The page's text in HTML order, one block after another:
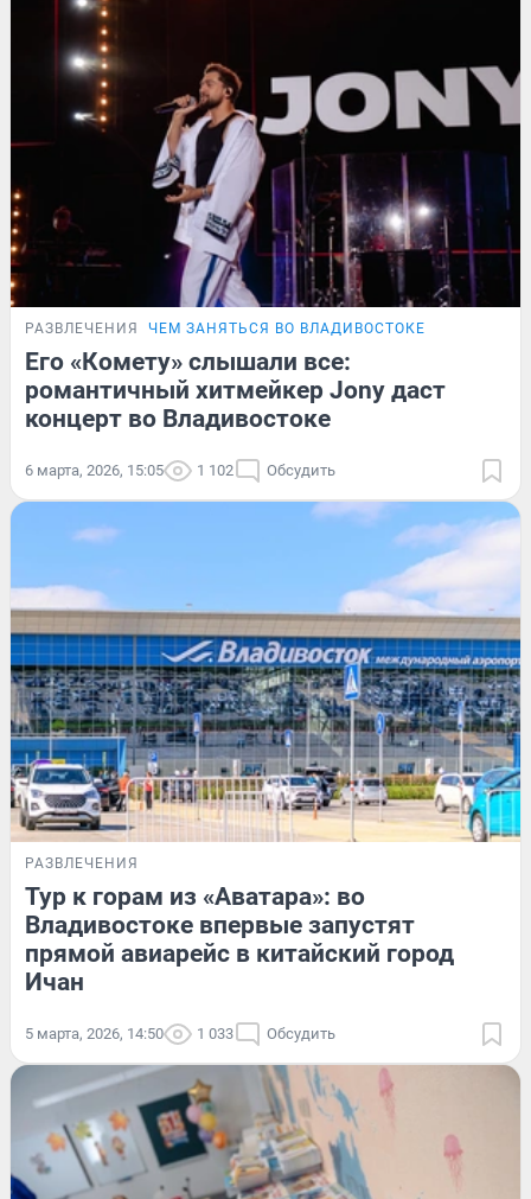
РАЗВЛЕЧЕНИЯ ЧЕМ ЗАНЯТЬСЯ ВО ВЛАДИВОСТОКЕ
Его «Комету» слышали все:
романтичный хитмейкер Jony даст
концерт во Владивостоке
6 марта, 2026, 15:05 1 102 Обсудить
РАЗВЛЕЧЕНИЯ
Тур к горам из «Аватара»: во
Владивостоке впервые запустят
прямой авиарейс в китайский город
Ичан
5 марта, 2026, 14:50 1 033 Обсудить